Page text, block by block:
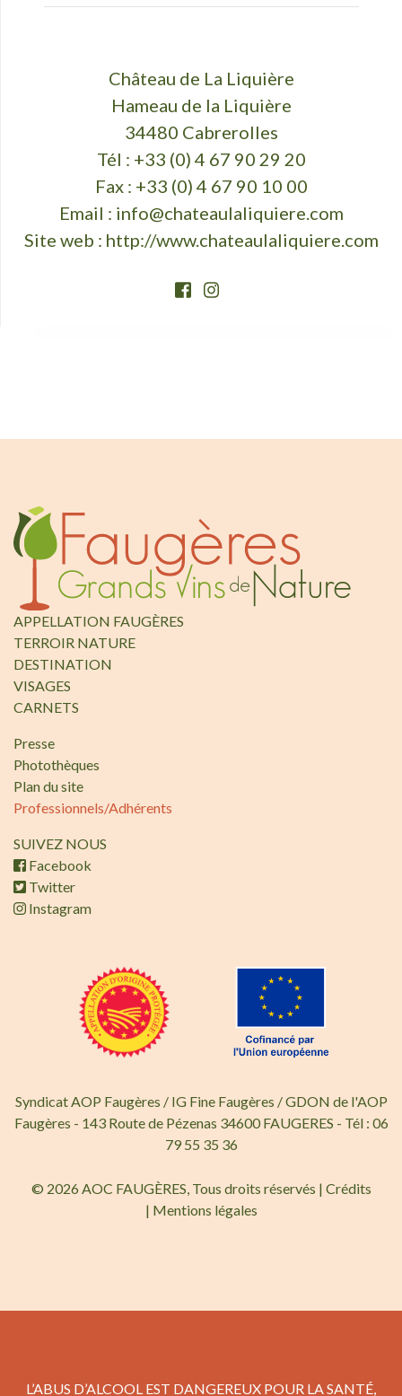
Château de La Liquière
Hameau de la Liquière
34480 Cabrerolles
Tél : +33 (0) 4 67 90 29 20
Fax : +33 (0) 4 67 90 10 00
Email : info@chateaulaliquiere.com
Site web : http://www.chateaulaliquiere.com
APPELLATION FAUGÈRES
TERROIR NATURE
DESTINATION
VISAGES
CARNETS
Presse
Photothèques
Plan du site
Professionnels/Adhérents
SUIVEZ NOUS
Facebook
Twitter
Instagram
Syndicat AOP Faugères / IG Fine Faugères / GDON de l'AOP
Faugères - 143 Route de Pézenas 34600 FAUGERES - Tél : 06
79 55 35 36
© 2026 AOC FAUGÈRES, Tous droits réservés | Crédits
| Mentions légales
L’ABUS D’ALCOOL EST DANGEREUX POUR LA SANTÉ,